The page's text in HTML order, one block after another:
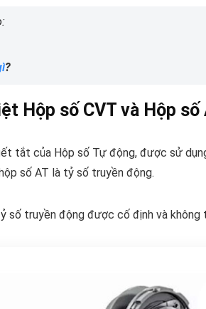
?
Hộp số CVT và Hộp
tắt của Hộp số Tự động, được sử
số AT là tỷ số truyền động.
số truyền động được cố định và